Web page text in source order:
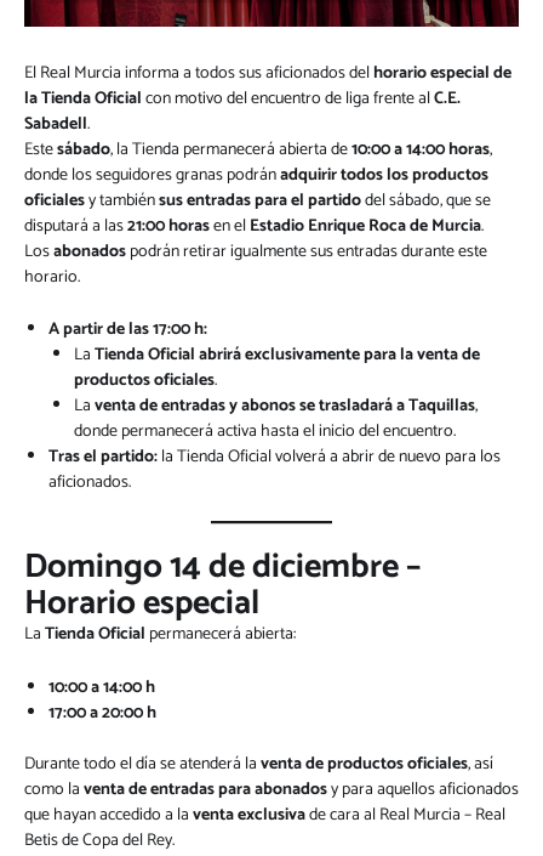
El Real Murcia informa a todos sus aficionados delhorario especial de
la Tienda Oficialcon motivo del encuentro de liga frente alC.E.
Sabadell.
Estesábado, la Tienda permanecerá abierta de10:00 a 14:00 horas,
donde los seguidores granas podránadquirir todos los productos
oficialesy tambiénsus entradas para el partidodel sábado, que se
disputará a las21:00 horasen elEstadio Enrique Roca de Murcia.
Losabonadospodrán retirar igualmente sus entradas durante este
horario.
A partir de las 17:00 h:
LaTienda Oficial abrirá exclusivamente para la venta de
productos oficiales.
Laventa de entradas y abonos se trasladará a Taquillas,
donde permanecerá activa hasta el inicio del encuentro.
Tras el partido:la Tienda Oficial volverá a abrir de nuevo para los
aficionados.
Domingo 14 de diciembre –
Horario especial
LaTienda Oficial permanecerá abierta:
10:00 a 14:00 h
17:00 a 20:00 h
Durante todo el día se atenderá laventa de productos oficiales, así
como laventa de entradas para abonadosy para aquellos aficionados
que hayan accedido a laventa exclusivade cara al Real Murcia – Real
Betis de Copa del Rey.